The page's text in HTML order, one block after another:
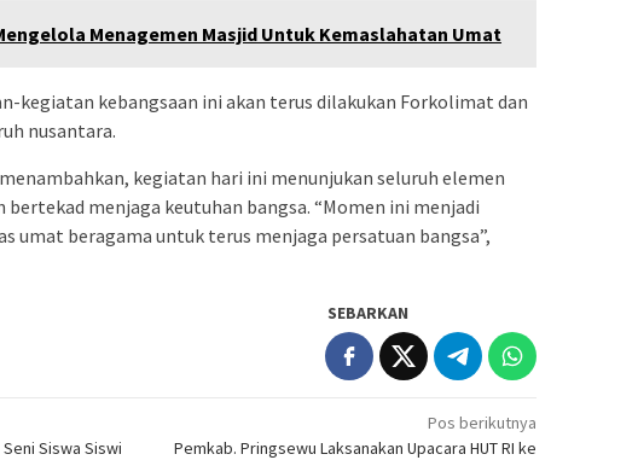
Menagemen Masjid Untuk Kemaslahatan Umat
kegiatan kebangsaan ini akan terus dilakukan Forkolimat dan
nusantara.
kegiatan hari ini menunjukan seluruh elemen
bertekad menjaga keutuhan bangsa. “Momen ini menjadi
umat beragama untuk terus menjaga persatuan bangsa”,
SEBARKAN
Siswa Siswi
Pos berikutnya
Pemkab. Pringsewu Laksanakan Upacara HUT RI ke